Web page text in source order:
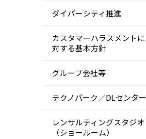
ダイバーシティ推進
カスタマーハラスメントに
対する基本方針
グループ会社等
テクノパーク／DLセンター
レンサルティングスタジオ
（ショールーム）